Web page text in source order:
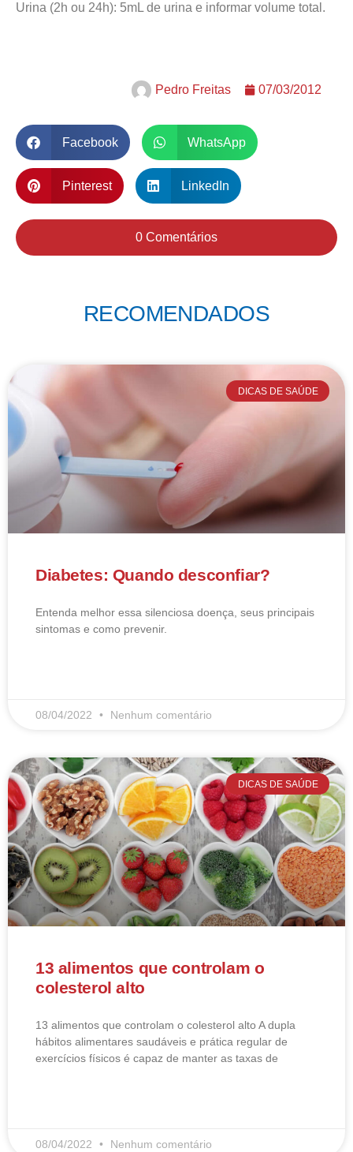
Urina (2h ou 24h): 5mL de urina e informar volume total.
Pedro Freitas 07/03/2012
Facebook WhatsApp
Pinterest LinkedIn
0 Comentários
RECOMENDADOS
DICAS DE SAÚDE
Diabetes: Quando desconfiar?
Entenda melhor essa silenciosa doença, seus principais
sintomas e como prevenir.
08/04/2022 Nenhum comentário
DICAS DE SAÚDE
13 alimentos que controlam o
colesterol alto
13 alimentos que controlam o colesterol alto​ A dupla
hábitos alimentares saudáveis e prática regular de
exercícios físicos é capaz de manter as taxas de
08/04/2022 Nenhum comentário